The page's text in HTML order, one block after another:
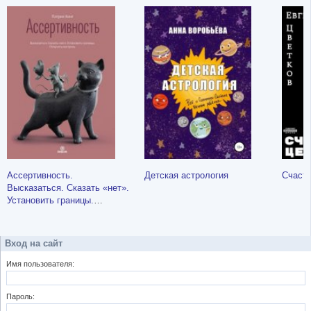
Ассертивность.
Высказаться. Сказать «нет».
Установить границы.
Детская астрология
Вход на сайт
Имя пользователя:
Пароль: